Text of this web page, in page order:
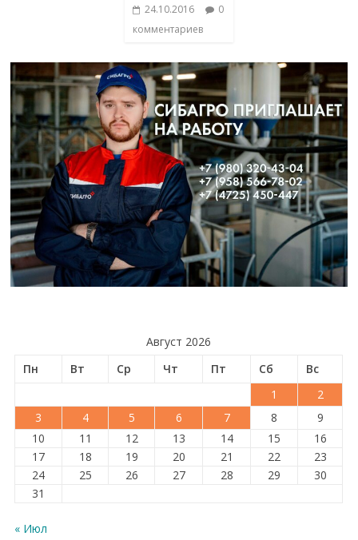
24.10.2016
0
комментариев
Август 2026
Пн
Вт Ср Чт Пт Сб
Вс
1
2
3
4 5 6 7 8
9
10
11 12 13 14 15
16
17
18 19 20 21 22
23
24
25 26 27 28 29
30
31
« Июл